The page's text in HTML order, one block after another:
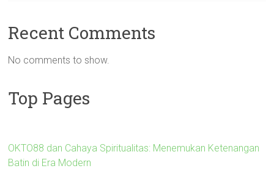
Recent Comments
No comments to show.
Top Pages
OKTO88 dan Cahaya Spiritualitas: Menemukan Ketenangan
Batin di Era Modern